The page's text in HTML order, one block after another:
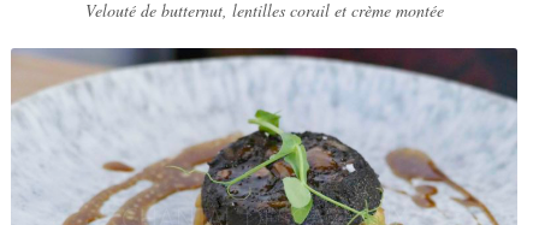
Velouté de butternut, lentilles corail et crème montée